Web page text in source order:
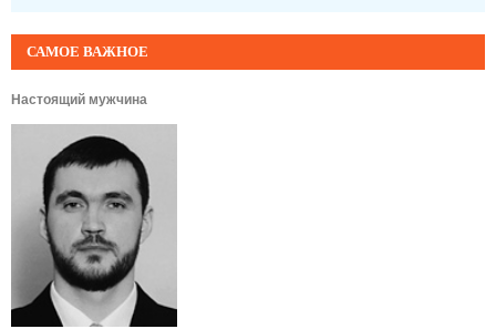
САМОЕ ВАЖНОЕ
Настоящий мужчина